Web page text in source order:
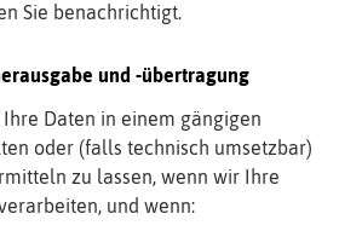
Sie benachrichtigt.
und -übertragung
Ihre Daten in einem gängigen
oder (falls technisch umsetzbar)
zu lassen, wenn wir Ihre
und wenn: